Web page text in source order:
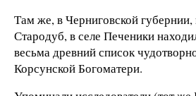
Там же, в Черниговской губернии,
Стародуб, в селе Печеники
весьма древний список
Корсунской Богоматери.